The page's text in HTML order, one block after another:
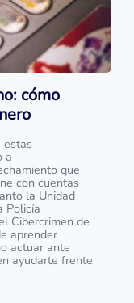
cómo
estas
a
que
con cuentas
la Unidad
Policía
Cibercrimen de
aprender
actuar ante
ayudarte frente